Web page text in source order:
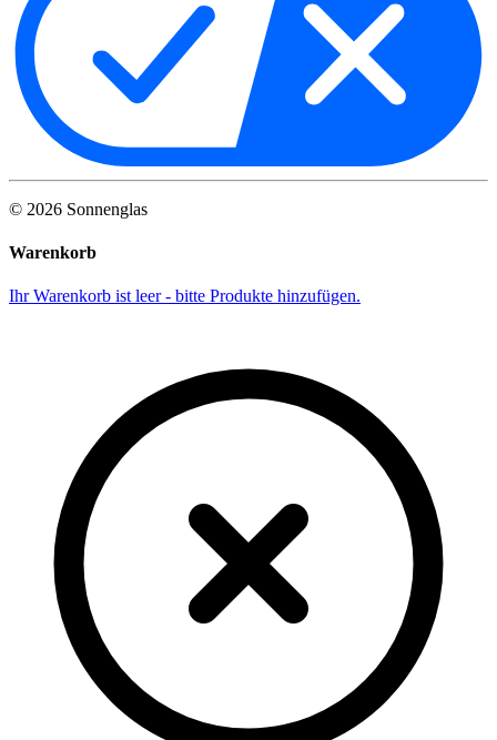
© 2026 Sonnenglas
Warenkorb
Ihr Warenkorb ist leer - bitte Produkte hinzufügen.